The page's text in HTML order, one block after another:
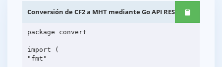
Conversión de CF2 a MHT mediante Go API REST
package convert
import (
"fmt"